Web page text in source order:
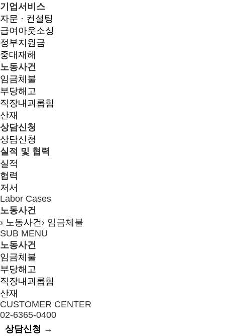
기업서비스
자문 · 컨설팅
급여아웃소싱
정부지원금
중대재해
노동사건
임금체불
부당해고
직장내괴롭힘
산재
상담신청
상담신청
실적 및 협력
실적
협력
저서
Labor Cases
노동사건
› 노동사건› 임금체불
SUB MENU
노동사건
임금체불
부당해고
직장내괴롭힘
산재
CUSTOMER CENTER
02-6365-0400
상담신청 →